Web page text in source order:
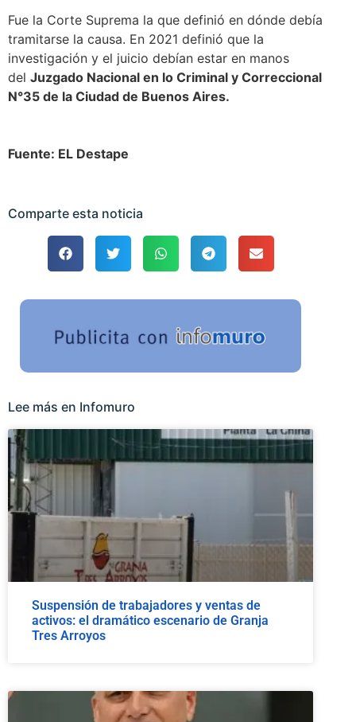
Fue la Corte Suprema la que definió en dónde debía
tramitarse la causa. En 2021 definió que la
investigación y el juicio debían estar en manos
del Juzgado Nacional en lo Criminal y Correccional
N°35 de la Ciudad de Buenos Aires.
Fuente: EL Destape
Comparte esta noticia
Lee más en Infomuro
Suspensión de trabajadores y ventas de
activos: el dramático escenario de Granja
Tres Arroyos